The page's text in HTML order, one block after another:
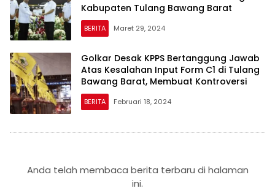
Kabupaten Tulang Bawang Barat
BERITA Maret 29, 2024
Golkar Desak KPPS Bertanggung Jawab
Atas Kesalahan Input Form C1 di Tulang
Bawang Barat, Membuat Kontroversi
BERITA Februari 18, 2024
Anda telah membaca berita terbaru di halaman
ini.